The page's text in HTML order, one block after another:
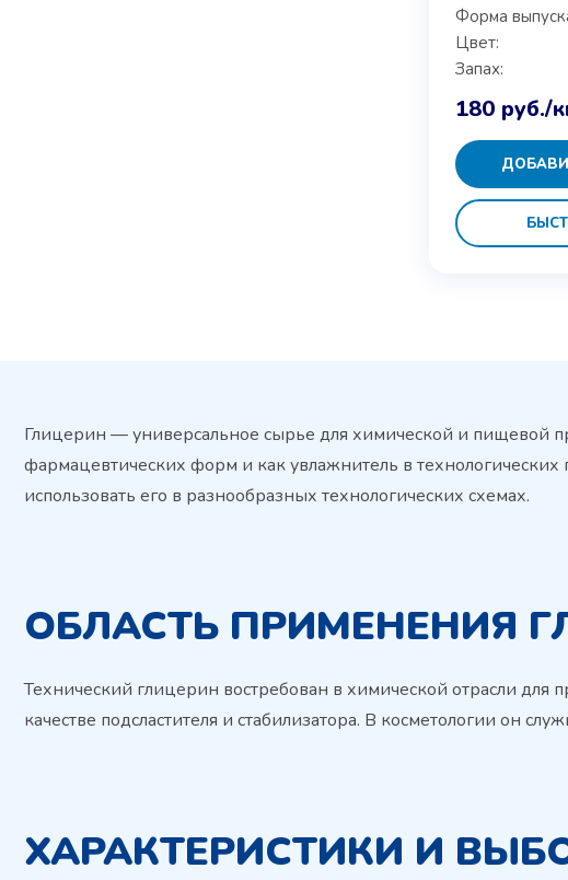
Форма
Цвет:
Запах:
180 руб./
Глицерин — универсальное сырье для химической и пищевой
фармацевтических форм и как увлажнитель в технологических
использовать его в разнообразных технологических схемах.
ОБЛАСТЬ ПРИМЕНЕНИЯ
Технический глицерин востребован в химической отрасли для
качестве подсластителя и стабилизатора. В косметологии он
ХАРАКТЕРИСТИКИ И